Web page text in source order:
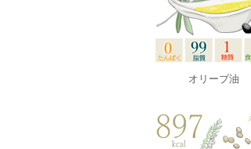
オリーブ油